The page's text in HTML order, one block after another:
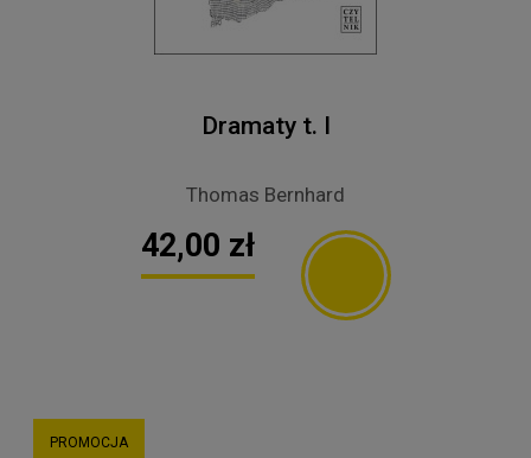
Dramaty t. I
Thomas Bernhard
42,00 zł
PROMOCJA